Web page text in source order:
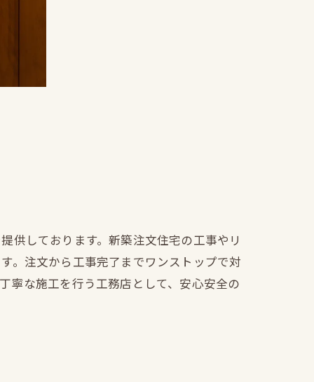
供しております。新築注文住宅の工事やリ
。注文から工事完了までワンストップで対
寧な施工を行う工務店として、安心安全の